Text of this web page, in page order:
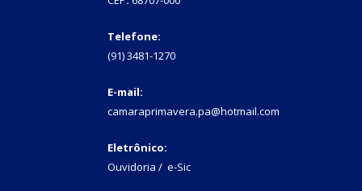
Telefone:
(91) 3481-1270
E-mail:
camaraprimavera.pa@hotmail.com
Eletrônico:
Ouvidoria / e-Sic